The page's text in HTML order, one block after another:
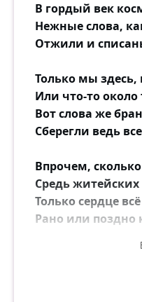
В гордый век
Нежные слова,
Отжили и
Только мы
Или что-то около
Вот слова же
Сберегли ведь
Впрочем,
Средь житейских
Только сердце
Рано или поздно
Не зазря ж оно